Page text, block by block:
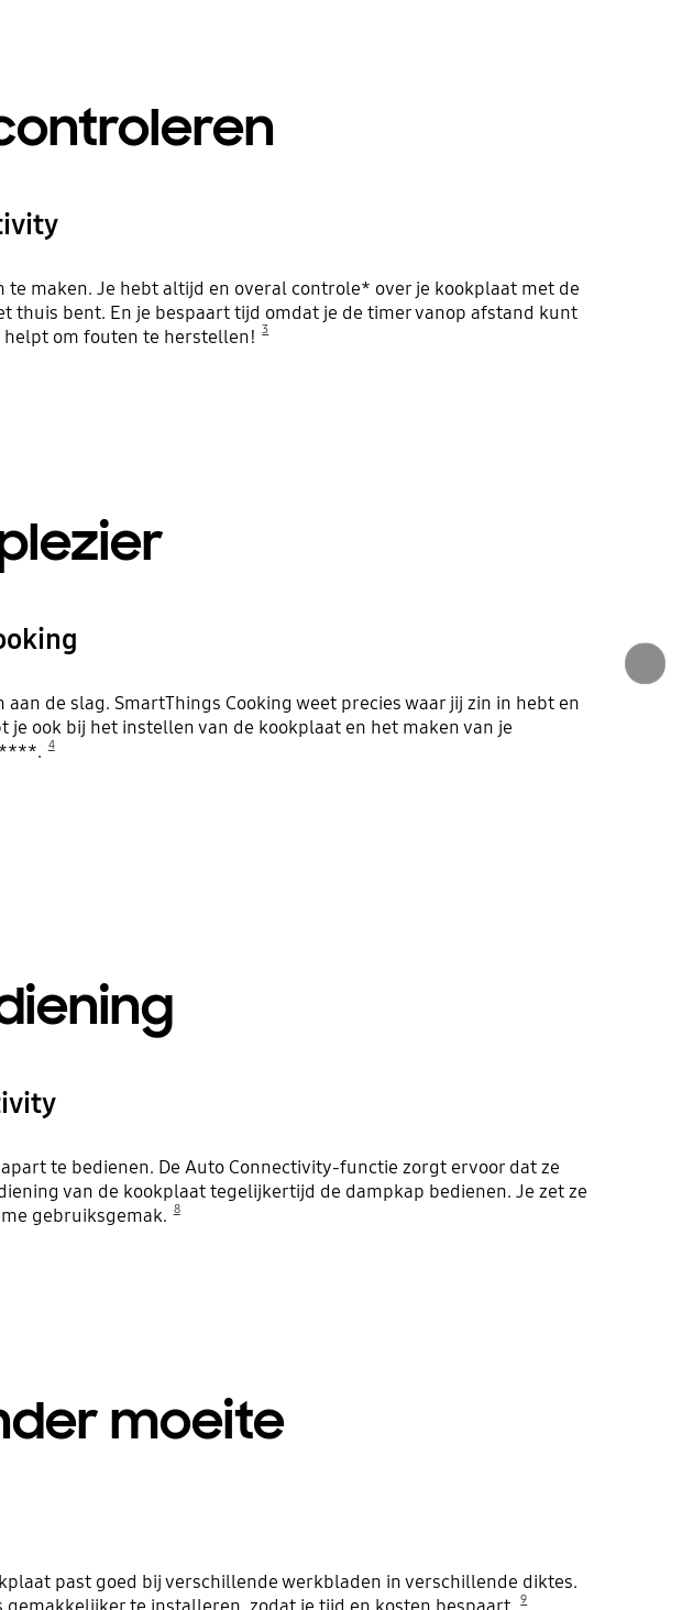
maken. Je hebt altijd en overal controle* over je kookplaat met de
thuis bent. En je bespaart tijd omdat je de timer vanop afstand kunt
om fouten te herstellen! 3
de slag. SmartThings Cooking weet precies waar jij zin in hebt en
ook bij het instellen van de kookplaat en het maken van je
4
te bedienen. De Auto Connectivity-functie zorgt ervoor dat ze
van de kookplaat tegelijkertijd de dampkap bedienen. Je zet ze
gebruiksgemak. 8
moeite
past goed bij verschillende werkbladen in verschillende diktes.
9